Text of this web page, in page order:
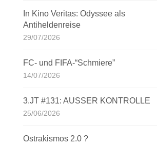
In Kino Veritas: Odyssee als
Antiheldenreise
29/07/2026
FC- und FIFA-“Schmiere”
14/07/2026
3.JT #131: AUSSER KONTROLLE
25/06/2026
Ostrakismos 2.0 ?